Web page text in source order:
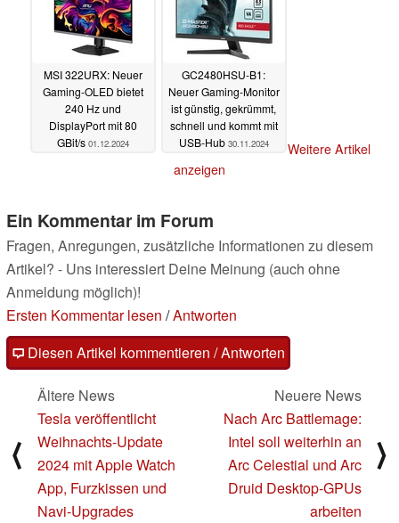
MSI 322URX: Neuer
Gaming-OLED bietet
240 Hz und
DisplayPort mit 80
GBit/s 01.12.2024
GC2480HSU-B1:
Neuer Gaming-Monitor
ist günstig, gekrümmt,
schnell und kommt mit
USB-Hub 30.11.2024
Weitere Artikel
anzeigen
Ein Kommentar im Forum
Fragen, Anregungen, zusätzliche Informationen zu diesem
Artikel? - Uns interessiert Deine Meinung (auch ohne
Anmeldung möglich)!
Ersten Kommentar lesen /Antworten
Diesen Artikel kommentieren / Antworten
⟨
Ältere News
Tesla veröffentlicht
Weihnachts-Update
2024 mit Apple Watch
App, Furzkissen und
Navi-Upgrades
Neuere News
Nach Arc Battlemage:
Intel soll weiterhin an
Arc Celestial und Arc
Druid Desktop-GPUs
arbeiten
⟩